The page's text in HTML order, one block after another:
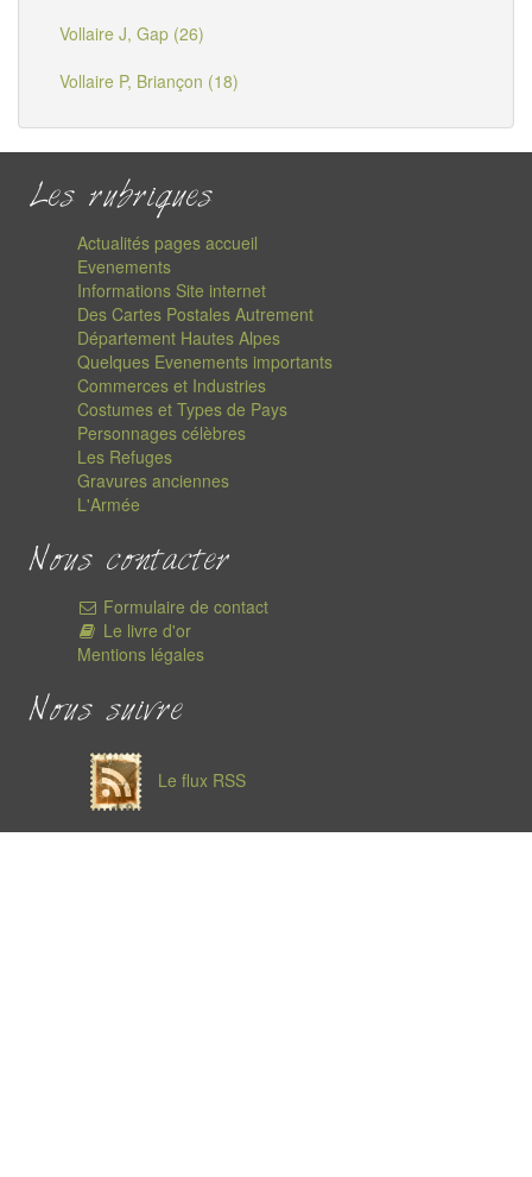
Vollaire J, Gap (26)
Vollaire P, Briançon (18)
Les rubriques
Actualités pages accueil
Evenements
Informations Site internet
Des Cartes Postales Autrement
Département Hautes Alpes
Quelques Evenements importants
Commerces et Industries
Costumes et Types de Pays
Personnages célèbres
Les Refuges
Gravures anciennes
L'Armée
Nous contacter
Formulaire de contact
Le livre d'or
Mentions légales
Nous suivre
Le flux RSS